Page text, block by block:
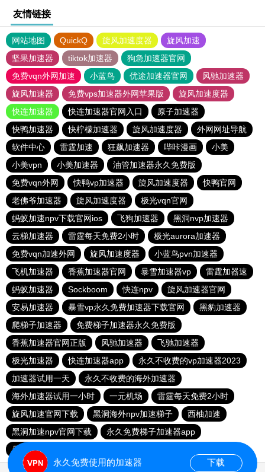
友情链接
网站地图 QuickQ 旋风加速度器
旋风加速
坚果加速器
tiktok加速器
狗急加速器官网
免费vqn外网加速
小蓝鸟 优途加速器官网
风驰加速器
旋风加速器
免费vps加速器外网苹果版
旋风加速度器
快连加速器
快连加速器官网入口
原子加速器
快鸭加速器
快柠檬加速器 旋风加速度器
外网网址导航
软件中心
雷霆加速 狂飙加速器 哔咔漫画
小美
小美vpn
小美加速器
油管加速器永久免费版
免费vqn外网
快鸭vp加速器 旋风加速度器
快鸭官网
老佛爷加速器
旋风加速度器
极光vqn官网
蚂蚁加速npv下载官网ios
飞狗加速器
黑洞nvp加速器
云梯加速器
雷霆每天免费2小时
极光aurora加速器
免费vqn加速外网
旋风加速度器
小蓝鸟pvn加速器
飞机加速器
香蕉加速器官网 暴雪加速器vp
雷霆加器速
蚂蚁加速器
Sockboom 快连npv
旋风加速器官网
安易加速器
暴雪vp永久免费加速器下载官网
黑豹加速器
爬梯子加速器
免费梯子加速器永久免费版
香蕉加速器官网正版
风驰加速器
飞驰加速器
极光加速器
快连加速器app
永久不收费的vp加速器2023
加速器试用一天
永久不收费的海外加速器
海外加速器试用一小时
一元机场
雷霆每天免费2小时
旋风加速官网下载
黑洞海外npv加速梯子
西柚加速
黑洞加速npv官网下载
永久免费梯子加速器app
暴雪加速器
永久免费使用的加速器 下载